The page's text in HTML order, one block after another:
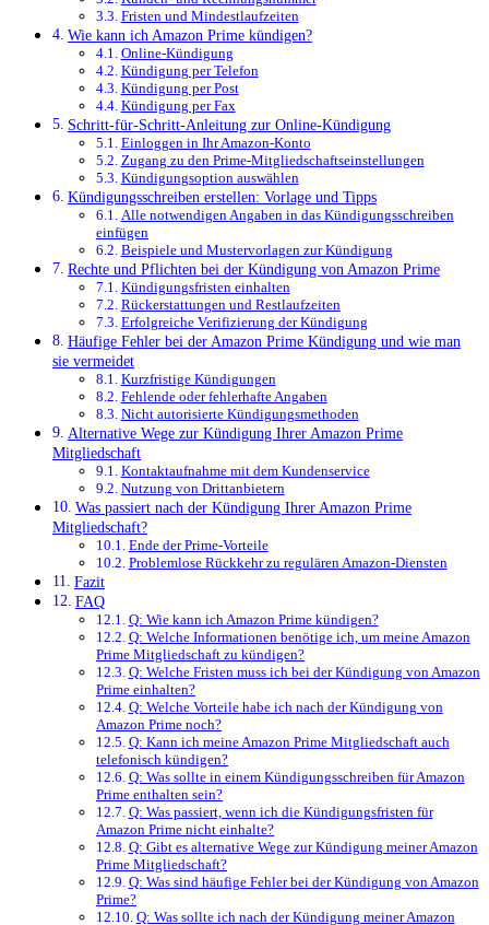
Fristen und Mindestlaufzeiten
Wie kann ich Amazon Prime kündigen?
Online-Kündigung
Kündigung per Telefon
Kündigung per Post
Kündigung per Fax
Schritt-für-Schritt-Anleitung zur Online-Kündigung
Einloggen in Ihr Amazon-Konto
Zugang zu den Prime-Mitgliedschaftseinstellungen
Kündigungsoption auswählen
Kündigungsschreiben erstellen: Vorlage und Tipps
Alle notwendigen Angaben in das Kündigungsschreiben
einfügen
Beispiele und Mustervorlagen zur Kündigung
Rechte und Pflichten bei der Kündigung von Amazon Prime
Kündigungsfristen einhalten
Rückerstattungen und Restlaufzeiten
Erfolgreiche Verifizierung der Kündigung
Häufige Fehler bei der Amazon Prime Kündigung und wie man
sie vermeidet
Kurzfristige Kündigungen
Fehlende oder fehlerhafte Angaben
Nicht autorisierte Kündigungsmethoden
Alternative Wege zur Kündigung Ihrer Amazon Prime
Mitgliedschaft
Kontaktaufnahme mit dem Kundenservice
Nutzung von Drittanbietern
Was passiert nach der Kündigung Ihrer Amazon Prime
Mitgliedschaft?
Ende der Prime-Vorteile
Problemlose Rückkehr zu regulären Amazon-Diensten
Fazit
FAQ
Q: Wie kann ich Amazon Prime kündigen?
Q: Welche Informationen benötige ich, um meine Amazon
Prime Mitgliedschaft zu kündigen?
Q: Welche Fristen muss ich bei der Kündigung von Amazon
Prime einhalten?
Q: Welche Vorteile habe ich nach der Kündigung von
Amazon Prime noch?
Q: Kann ich meine Amazon Prime Mitgliedschaft auch
telefonisch kündigen?
Q: Was sollte in einem Kündigungsschreiben für Amazon
Prime enthalten sein?
Q: Was passiert, wenn ich die Kündigungsfristen für
Amazon Prime nicht einhalte?
Q: Gibt es alternative Wege zur Kündigung meiner Amazon
Prime Mitgliedschaft?
Q: Was sind häufige Fehler bei der Kündigung von Amazon
Prime?
Q: Was sollte ich nach der Kündigung meiner Amazon